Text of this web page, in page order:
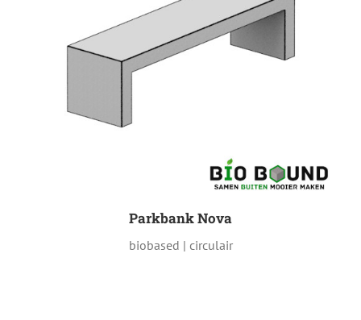
Parkbank Nova
biobased | circulair